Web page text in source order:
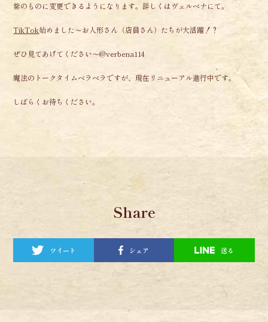
紫のものに変更できるようになります。詳しくはヴェルベナにて。
TikTok始めました〜お人形さん（店員さん）たちが大活躍！？
ぜひ見てあげてください〜@verbena114
魔法のトークタイムベラベラですが、現在リニューアル進行中です。
しばらくお待ちください。
Share
ツイート シェア 送る